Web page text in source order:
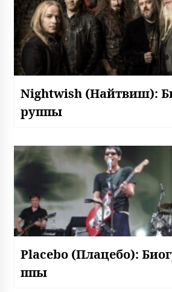
Nightwish (Найтвиш):
руппы
Placebo (Плацебо):
ппы